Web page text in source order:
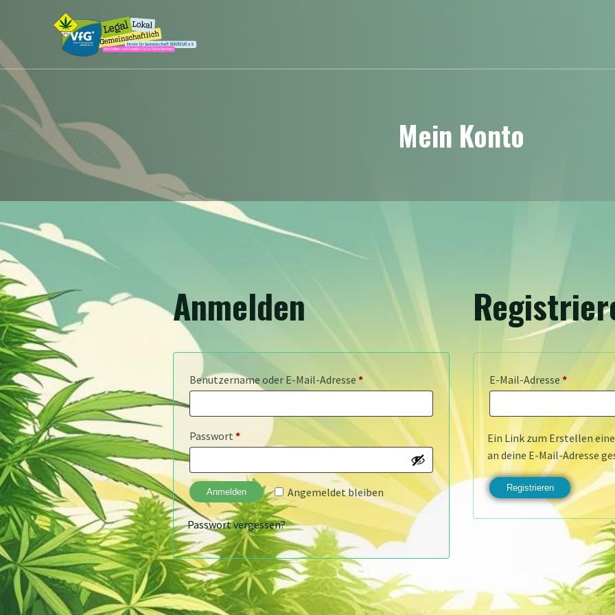
Mein Konto
Anmelden
Benutzername oder E-Mail-Adresse *Erforderlich
Passwort *Erforderlich
Angemeldet bleiben
Anmelden
Passwort vergessen?
E-Mail-Adresse *
Ein Link zum Erstellen
an deine E-Mail-Adresse
Registrieren